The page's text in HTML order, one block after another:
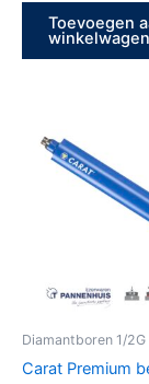
Toevoegen
winkelwagen
Diamantboren 1/2G
Carat Premium